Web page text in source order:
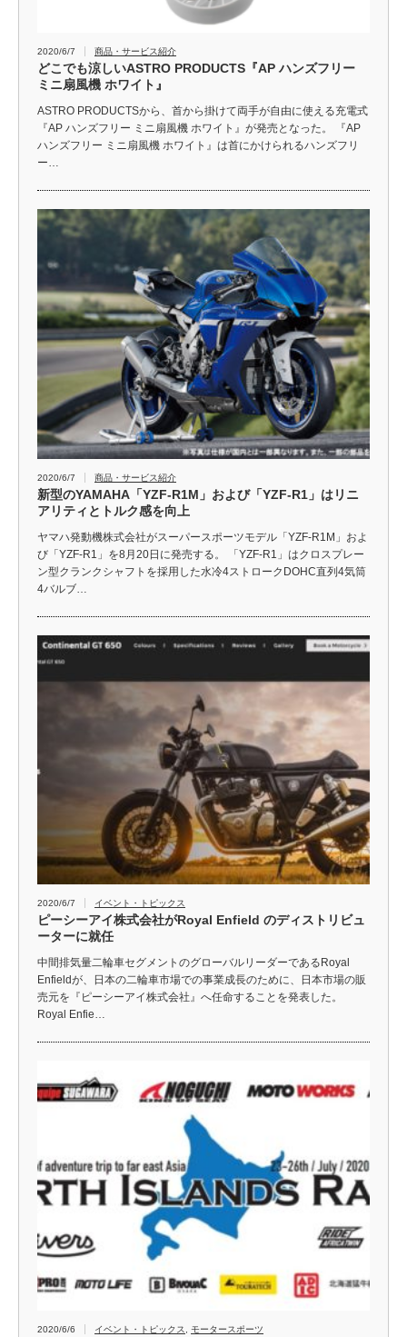
2020/6/7 商品・サービス紹介
どこでも涼しいASTRO PRODUCTS『AP ハンズフリー
ミニ扇風機 ホワイト』
ASTRO PRODUCTSから、首から掛けて両手が自由に使える充電式
『AP ハンズフリー ミニ扇風機 ホワイト』が発売となった。 『AP
ハンズフリー ミニ扇風機 ホワイト』は首にかけられるハンズフリ
ー…
2020/6/7 商品・サービス紹介
新型のYAMAHA「YZF-R1M」および「YZF-R1」はリニ
アリティとトルク感を向上
ヤマハ発動機株式会社がスーパースポーツモデル「YZF-R1M」およ
び「YZF-R1」を8月20日に発売する。 「YZF-R1」はクロスプレー
ン型クランクシャフトを採用した水冷4ストロークDOHC直列4気筒
4バルブ…
2020/6/7 イベント・トピックス
ピーシーアイ株式会社がRoyal Enfield のディストリビュ
ーターに就任
中間排気量二輪車セグメントのグローバルリーダーであるRoyal
Enfieldが、日本の二輪車市場での事業成長のために、日本市場の販
売元を『ピーシーアイ株式会社』へ任命することを発表した。
Royal Enfie…
2020/6/6 イベント・トピックス モータースポーツ